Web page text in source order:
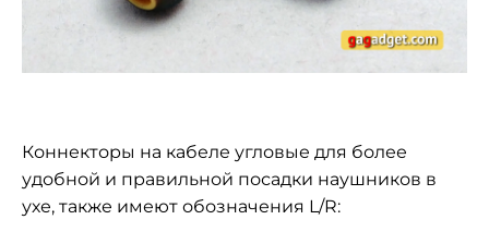
Коннекторы на кабеле угловые для более
удобной и правильной посадки наушников в
ухе, также имеют обозначения L/R: